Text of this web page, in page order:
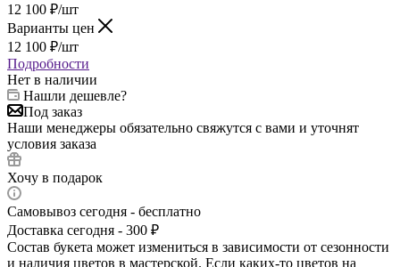
12 100 ₽/шт
Варианты цен
12 100 ₽/шт
Подробности
Нет в наличии
Нашли дешевле?
Под заказ
Наши менеджеры обязательно свяжутся с вами и уточнят
условия заказа
Хочу в подарок
Самовывоз сегодня - бесплатно
Доставка сегодня - 300 ₽
Состав букета может измениться в зависимости от сезонности
и наличия цветов в мастерской. Если каких-то цветов на